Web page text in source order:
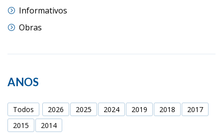
Informativos
Obras
ANOS
Todos 2026 2025 2024 2019 2018
2017
2015
2014